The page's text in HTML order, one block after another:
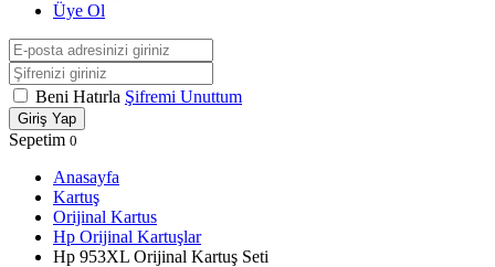
Üye Ol
Beni Hatırla Şifremi Unuttum
Giriş Yap
Sepetim 0
Anasayfa
Kartuş
Orijinal Kartus
Hp Orijinal Kartuşlar
Hp 953XL Orijinal Kartuş Seti